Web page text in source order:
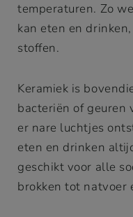
temperaturen. Zo
kan eten en
stoffen.
Keramiek is
bacteriën of geuren
er nare luchtjes
eten en drinken
geschikt voor alle
brokken tot natvoer